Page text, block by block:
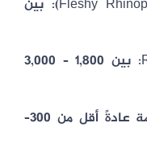
بين
بين
1,800 – 3,000
الفحوصات + الأدوية + الإقامة عادةً أقل من 300–